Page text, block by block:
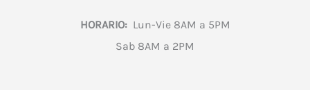
HORARIO:Lun-Vie 8AM a 5PM
Sab 8AM a 2PM